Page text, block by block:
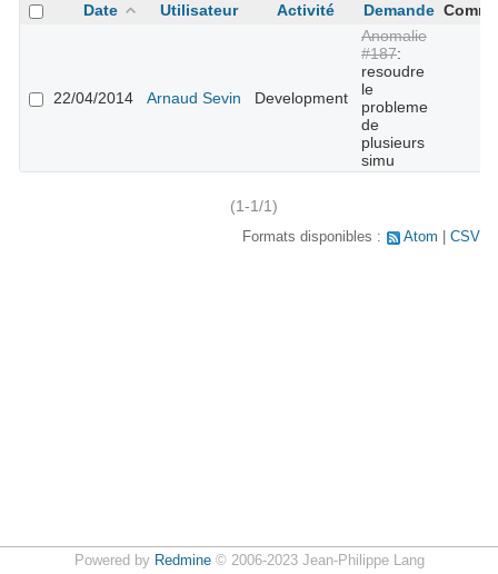
Date Utilisateur Activité Demande
22/04/2014 Arnaud Sevin Development
Anomalie
#187:
resoudre
le
probleme
de
plusieurs
simu
(1-1/1)
Formats disponibles : Atom CSV
Powered by Redmine© 2006-2023 Jean-Philippe Lang